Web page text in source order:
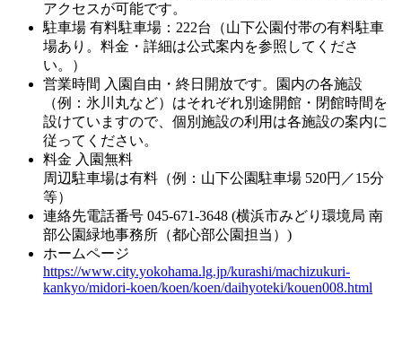
アクセスが可能です。
駐車場 有料駐車場：222台（山下公園付帯の有料駐車
場あり。料金・詳細は公式案内を参照してくださ
い。）
営業時間 入園自由・終日開放です。園内の各施設
（例：氷川丸など）はそれぞれ別途開館・閉館時間を
設けていますので、個別施設の利用は各施設の案内に
従ってください。
料金 入園無料
周辺駐車場は有料（例：山下公園駐車場 520円／15分
等）
連絡先電話番号 045-671-3648 (横浜市みどり環境局 南
部公園緑地事務所（都心部公園担当）)
ホームページ
https://www.city.yokohama.lg.jp/kurashi/machizukuri-
kankyo/midori-koen/koen/koen/daihyoteki/kouen008.html